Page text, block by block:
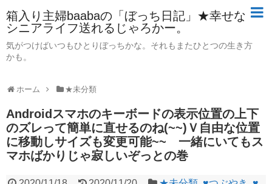
箱入り主婦baabaの「ぼっち日記」★幸せな
シニアライフ送れるじゃろかー。
気がつけばいつもひとりぼっちかな。それもまたひとつの生き方
かも。
ホーム ★未分類
Androidスマホのキーボードの表示位置の上下
のズレって簡単に直せるのね(~~)Ｖ自由な位置
に移動しサイズも変更可能~~ 一緒にいてもス
マホばかりじゃ寂しいぞっとの巻